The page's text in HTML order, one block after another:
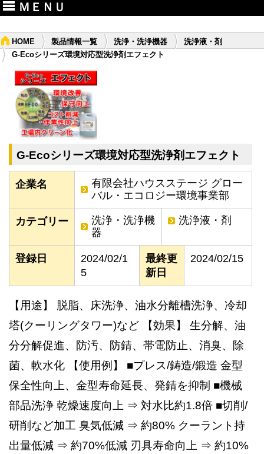
ＭＥＮＵ
HOME 製品情報一覧 洗浄・洗浄機器
洗浄液・剤
G-Ecoシリーズ環境対応型洗浄剤エフェクト
G-Ecoシリーズ環境対応型洗浄剤エフェクト
企業名
有限会社ハウスステージ グロー
バル・エコロジー環境事業部
カテゴリー
洗浄・洗浄機
器
洗浄液・剤
登録日
2024/02/1
5
最終更
新日
2024/02/15
【用途】 脱脂、床洗浄、油水分離槽洗浄、冷却
塔(クーリングタワー)など 【効果】 生分解、油
分分解促進、防汚、防錆、帯電防止、消臭、除
菌、軟水化 【使用例】 ■プレス/鋳造/鍛造 金型
保全性向上、金型寿命延長、発錆を抑制 ■機械
部品洗浄 乾燥速度向上 ⇒ 対水比約1.8倍 ■切削/
研削など加工 臭気低減 ⇒ 約80% クーラント持
出量低減 ⇒ 約70%低減 刃具寿命向上 ⇒ 約10%